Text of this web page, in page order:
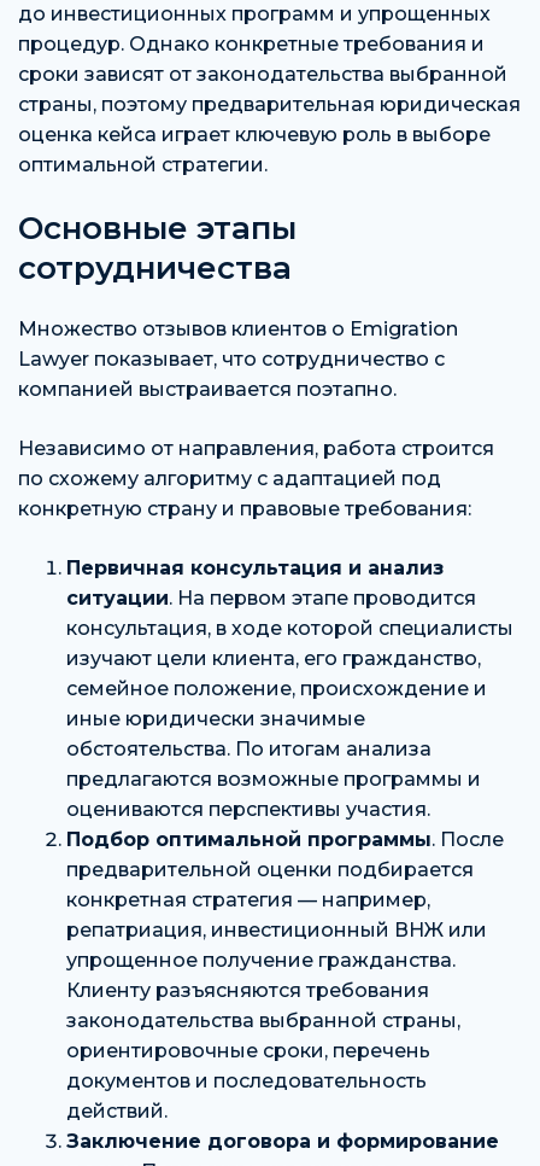
до инвестиционных программ и упрощенных
процедур. Однако конкретные требования и
сроки зависят от законодательства выбранной
страны, поэтому предварительная юридическая
оценка кейса играет ключевую роль в выборе
оптимальной стратегии.
Основные этапы
сотрудничества
Множество отзывов клиентов о Emigration
Lawyer показывает, что сотрудничество с
компанией выстраивается поэтапно.
Независимо от направления, работа строится
по схожему алгоритму с адаптацией под
конкретную страну и правовые требования:
Первичная консультация и анализ
ситуации. На первом этапе проводится
консультация, в ходе которой специалисты
изучают цели клиента, его гражданство,
семейное положение, происхождение и
иные юридически значимые
обстоятельства. По итогам анализа
предлагаются возможные программы и
оцениваются перспективы участия.
Подбор оптимальной программы. После
предварительной оценки подбирается
конкретная стратегия — например,
репатриация, инвестиционный ВНЖ или
упрощенное получение гражданства.
Клиенту разъясняются требования
законодательства выбранной страны,
ориентировочные сроки, перечень
документов и последовательность
действий.
Заключение договора и формирование